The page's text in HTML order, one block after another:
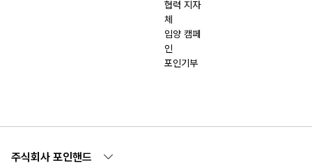
협력 지자
체
입양 캠페
인
포인기부
주식회사 포인핸드